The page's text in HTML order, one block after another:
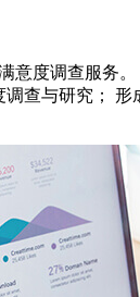
度调查服务
查与研究；